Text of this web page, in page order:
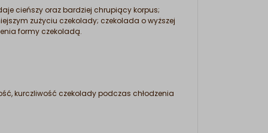
cieńszy oraz bardziej chrupiący korpus;
zużyciu czekolady; czekolada o wyższej
formy czekoladą.
kurczliwość czekolady podczas chłodzenia